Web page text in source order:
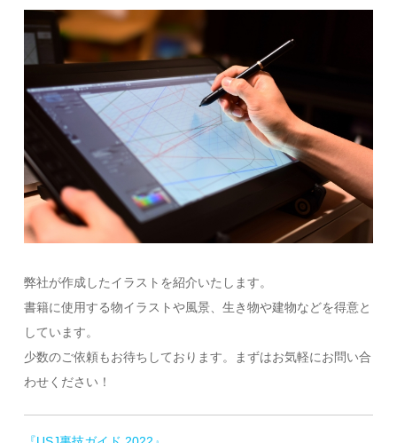
弊社が作成したイラストを紹介いたします。
書籍に使用する物イラストや風景、生き物や建物などを得意と
しています。
少数のご依頼もお待ちしております。まずはお気軽にお問い合
わせください！